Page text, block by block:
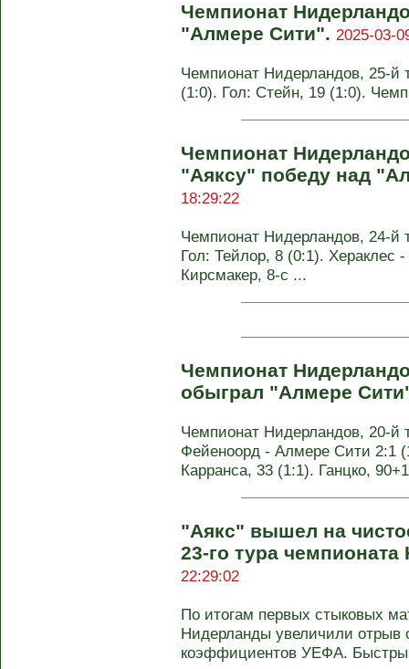
Чемпионат
"Алмере Сити". 2025-03-
Чемпионат Нидерландов, 25-й
(1:0). Гол: Стейн, 19 (1:0).
Чемпионат
"Аяксу" победу над
18:29:22
Чемпионат Нидерландов, 24-й
Гол: Тейлор, 8 (0:1). Хераклес
Кирсмакер, 8-с ...
Чемпионат
обыграл "Алмере
Чемпионат Нидерландов, 20-й
Фейеноорд - Алмере Сити 2:1
Карранса, 33 (1:1). Ганцко,
"Аякс" вышел на
23-го тура
22:29:02
По итогам первых стыковых
Нидерланды увеличили отрыв
коэффициентов УЕФА.